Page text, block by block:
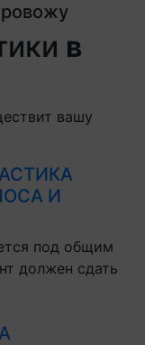
в
вашу
И
под общим
должен сдать